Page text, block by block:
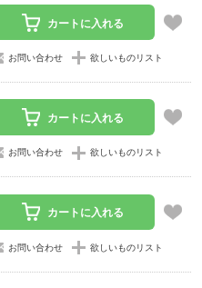
カートに入れる
お問い合わせ 欲しいものリスト
カートに入れる
お問い合わせ 欲しいものリスト
カートに入れる
お問い合わせ 欲しいものリスト